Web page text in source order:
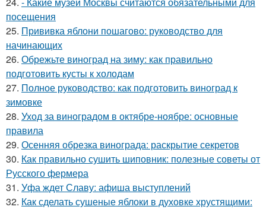
посещения
25. Прививка яблони пошагово: руководство для
начинающих
26. Обрежьте виноград на зиму: как правильно
подготовить кусты к холодам
27. Полное руководство: как подготовить виноград к
зимовке
28. Уход за виноградом в октябре-ноябре: основные
правила
29. Осенняя обрезка винограда: раскрытие секретов
30. Как правильно сушить шиповник: полезные советы от
Русского фермера
31. Уфа ждет Славу: афиша выступлений
32. Как сделать сушеные яблоки в духовке хрустящими: